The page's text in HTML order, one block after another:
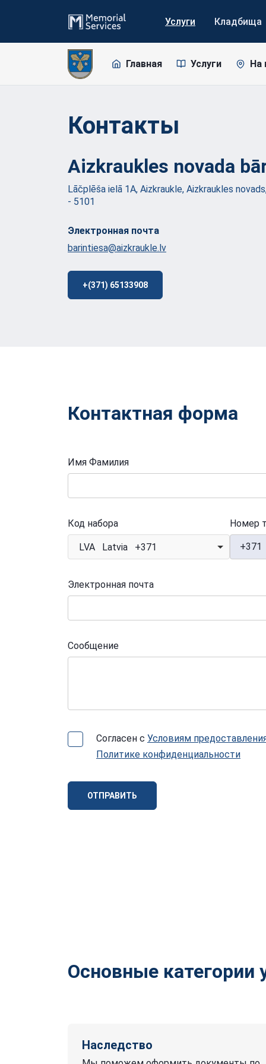
Услуги Кладбища
Главная Услуги На
Контакты
Aizkraukles novada
Lāčplēša ielā 1A, Aizkraukle, Aizkraukles
- 5101
Электронная почта
barintiesa@aizkraukle.lv
+(371) 65133908
Контактная форма
Имя Фамилия
Код набора
LVA Latvia +371
Номер
+371
Электронная почта
Сообщение
Согласен с Условиям
Политике конфиденциальности
ОТПРАВИТЬ
Основные категории
Наследство